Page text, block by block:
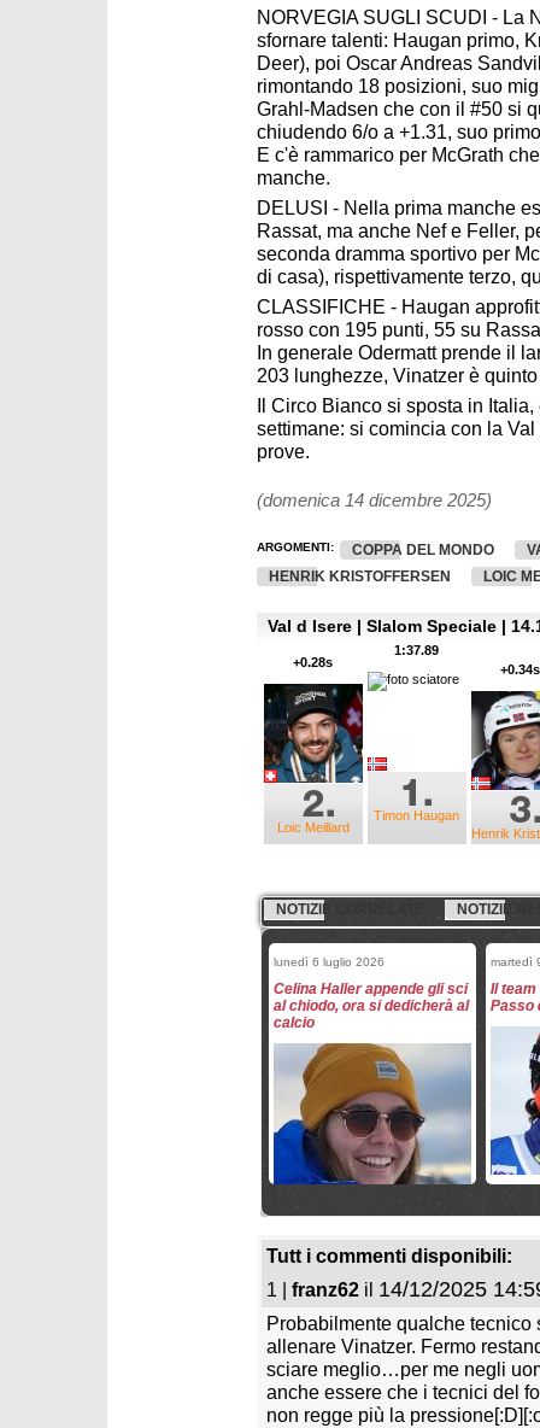
NORVEGIA SUGLI SCUDI - La
sfornare talenti: Haugan primo,
Deer), poi Oscar Andreas
rimontando 18 posizioni, suo
Grahl-Madsen che con il #50 si
chiudendo 6/o a +1.31, suo
E c'è rammarico per McGrath
manche.
DELUSI - Nella prima manche
Rassat, ma anche Nef e Feller,
seconda dramma sportivo per
di casa), rispettivamente terzo,
CLASSIFICHE - Haugan
rosso con 195 punti, 55 su
In generale Odermatt prende il
203 lunghezze, Vinatzer è
Il Circo Bianco si sposta in
settimane: si comincia con la
prove.
(domenica 14 dicembre 2025)
ARGOMENTI: COPPA DEL MONDO
HENRIK KRISTOFFERSEN
LOIC
Val d Isere | Slalom Speciale |
Timon Haugan
1:37.89
Loic Meillard
+0.28s
Henrik
+0.34s
NOTIZIE CORRELATE NOTIZIE
lunedì 6 luglio 2026
Celina Haller appende gli sci
al chiodo, ora si dedicherà al
calcio
martedì
Il
Passo
2026/2027
Tutt i commenti disponibili:
1 | franz62il 14/12/2025
Probabilmente qualche tecnico
allenare Vinatzer. Fermo
sciare meglio…per me negli
anche essere che i tecnici del
non regge più la